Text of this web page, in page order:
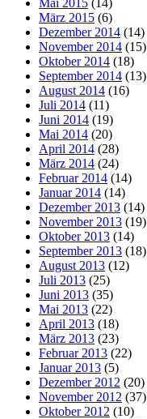
März 2015 (6)
Dezember 2014 (14)
November 2014 (15)
Oktober 2014 (18)
September 2014 (13)
August 2014 (16)
Juli 2014 (11)
Juni 2014 (19)
Mai 2014 (20)
April 2014 (28)
März 2014 (24)
Februar 2014 (14)
Januar 2014 (14)
Dezember 2013 (14)
November 2013 (19)
Oktober 2013 (14)
September 2013 (18)
August 2013 (12)
Juli 2013 (25)
Juni 2013 (35)
Mai 2013 (22)
April 2013 (18)
März 2013 (23)
Februar 2013 (22)
Januar 2013 (5)
Dezember 2012 (20)
November 2012 (37)
Oktober 2012 (10)